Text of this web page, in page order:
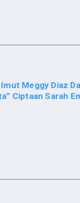
Meggy Diaz
Ciptaan Sarah